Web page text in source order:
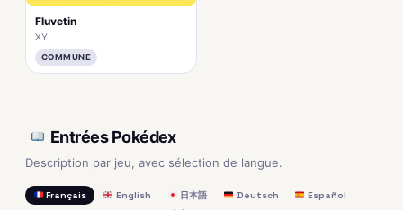
Fluvetin
XY
COMMUNE
Entrées Pokédex
Description par jeu, avec sélection de langue.
Français English 日本語 Deutsch
Español